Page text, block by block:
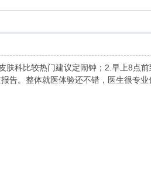
科比较热门建议定闹钟；2.早上8点前
告。整体就医体验还不错，医生很专业